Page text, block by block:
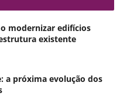
modernizar edifícios
existente
a próxima evolução dos